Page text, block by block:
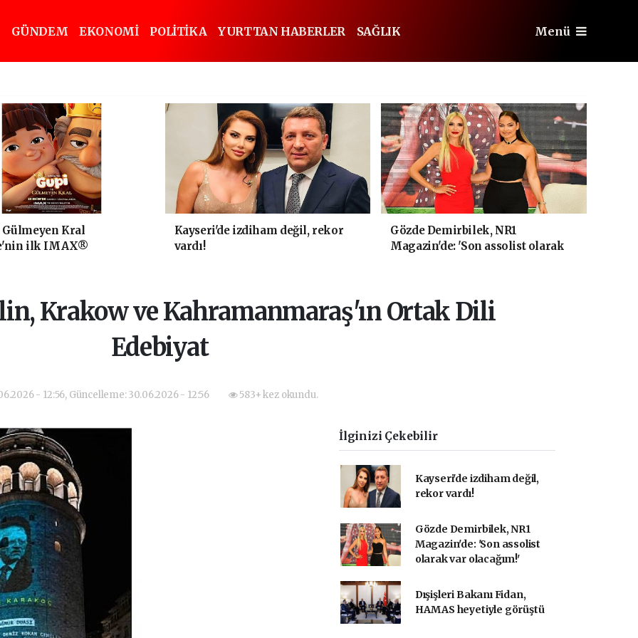
GÜNDEM EKONOMİ POLİTİKA YURTTAN HABERLER SAĞLIK Menü
Gülmeyen Kral
ilk IMAX®
Kayseri'de izdiham değil, rekor
vardı!
Gözde Demirbilek, NR1
Magazin'de: 'Son assolist olarak
Krakow ve Kahramanmaraş'ın Ortak Dili
Edebiyat
- 12:56, Güncelleme: 30.06.2026 - 12:56 583+ kez okundu.
İlginizi Çekebilir
Kayseri'de izdiham değil,
rekor vardı!
Gözde Demirbilek, NR1
Magazin'de: 'Son assolist
olarak var olacağım!'
Dışişleri Bakanı Fidan,
HAMAS heyetiyle görüştü